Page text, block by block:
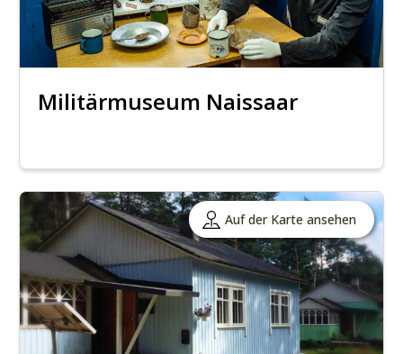
Militärmuseum Naissaar
Auf der Karte ansehen